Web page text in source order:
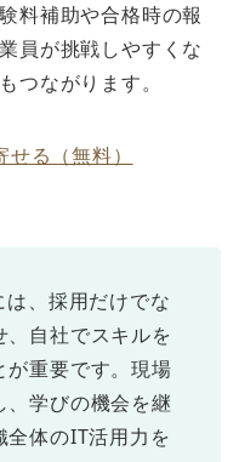
料補助や合格時の報
員が挑戦しやすくな
つながります。
る（無料）
、採用だけでな
、自社でスキルを
が重要です。現場
学びの機会を継
全体のIT活用力を